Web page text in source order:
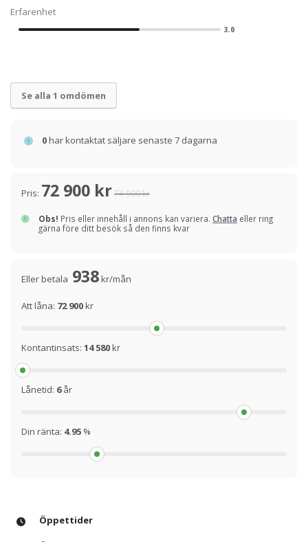
Erfarenhet
3.0
Se alla 1 omdömen
0har kontaktat säljare senaste 7 dagarna
Pris: 72 900 kr74 900 kr
Obs! Pris eller innehåll i annons kan variera. Chatta eller ring
gärna före ditt besök så den finns kvar
Eller betala 938kr/mån
Att låna: 72 900kr
Kontantinsats: 14 580kr
Lånetid: 6år
Din ränta: 4.95 %
Öppettider